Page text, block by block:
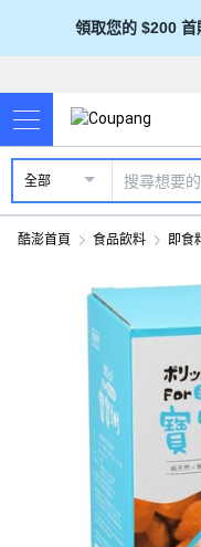
領取您的 $200 首
全部
酷澎首頁 食品飲料 即食